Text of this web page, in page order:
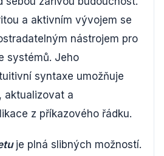
a aktivním vývojem se
nástrojem pro
systémů. Jeho
syntaxe umožňuje
aktualizovat a
z příkazového řádku.
je plná slibných možností.